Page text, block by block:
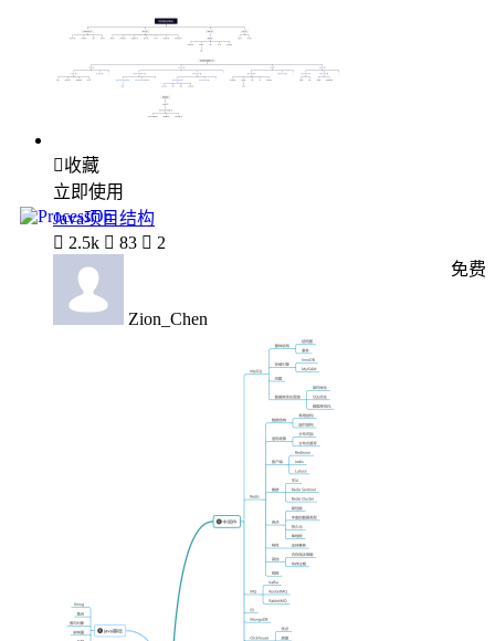
收藏
立即使用
Java项目结构
 2.5k  83  2
Zion_Chen
免费